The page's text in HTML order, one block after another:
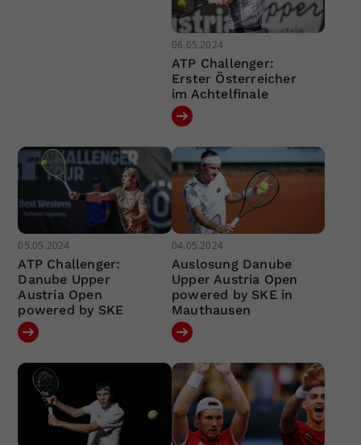
06.05.2024
ATP Challenger:
Erster Österreicher
im Achtelfinale
05.05.2024
ATP Challenger:
Danube Upper
Austria Open
powered by SKE
04.05.2024
Auslosung Danube
Upper Austria Open
powered by SKE in
Mauthausen